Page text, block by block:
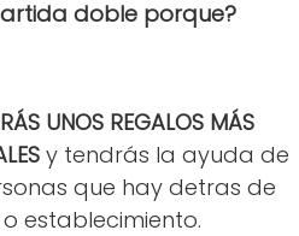
doble porque?
UNOS REGALOS MÁS
y tendrás la ayuda de
que hay detras de
establecimiento.